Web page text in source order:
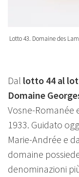
Lotto 43. Domaine des
Dal lotto 44 al
Domaine
Vosne-Romanée
1933. Guidato
Marie-Andrée e
domaine
denominazioni